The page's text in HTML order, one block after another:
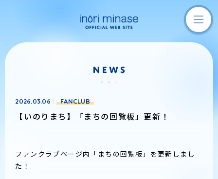
2026.03.06 FANCLUB
【いのりまち】「まちの回覧板」更新！
ファンクラブページ内「まちの回覧板」を更新しまし
た！